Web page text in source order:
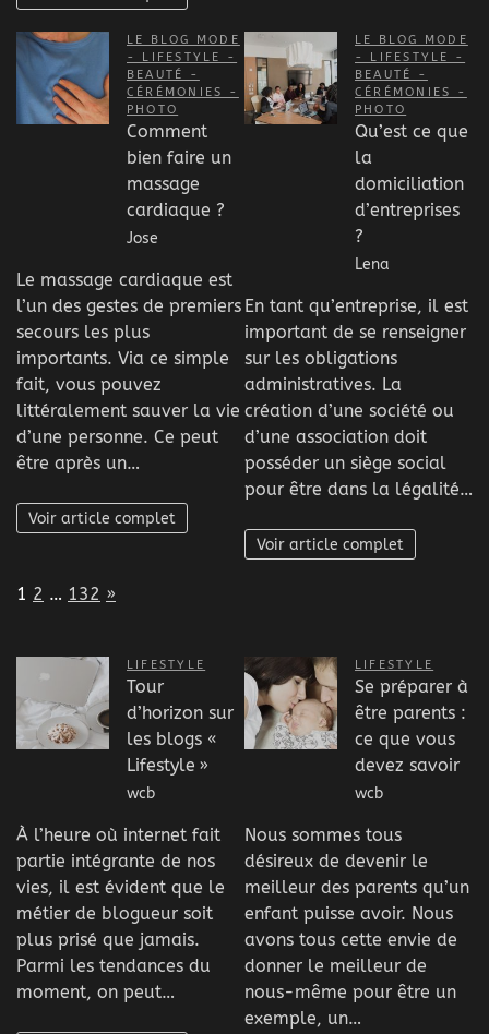
LE BLOG MODE
- LIFESTYLE -
BEAUTÉ -
CÉRÉMONIES -
PHOTO
Comment
bien faire un
massage
cardiaque ?
Jose
Le massage cardiaque est
l’un des gestes de premiers
secours les plus
importants. Via ce simple
fait, vous pouvez
littéralement sauver la vie
d’une personne. Ce peut
être après un…
Voir article complet
LE BLOG MODE
- LIFESTYLE -
BEAUTÉ -
CÉRÉMONIES -
PHOTO
Qu’est ce que
la
domiciliation
d’entreprises
?
Lena
En tant qu’entreprise, il est
important de se renseigner
sur les obligations
administratives. La
création d’une société ou
d’une association doit
posséder un siège social
pour être dans la légalité…
Voir article complet
Page:
1 2 … 132 Next
»
LIFESTYLE
Tour
d’horizon sur
les blogs «
Lifestyle »
wcb
À l’heure où internet fait
partie intégrante de nos
vies, il est évident que le
métier de blogueur soit
plus prisé que jamais.
Parmi les tendances du
moment, on peut…
LIFESTYLE
Se préparer à
être parents :
ce que vous
devez savoir
wcb
Nous sommes tous
désireux de devenir le
meilleur des parents qu’un
enfant puisse avoir. Nous
avons tous cette envie de
donner le meilleur de
nous-même pour être un
exemple, un…